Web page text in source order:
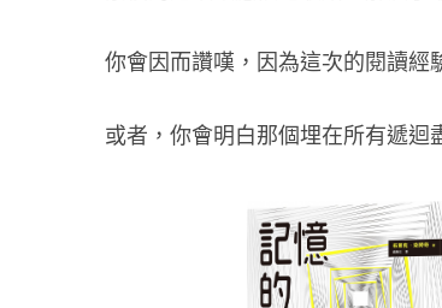
你會因而讚嘆，因為這次的閱讀經
或者，你會明白那個埋在所有遞迴